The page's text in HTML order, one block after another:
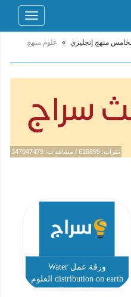
Toggle
منهج إنجليزي »
علوم منهج
نقرات: 616899 / مشاهدات: 347047479
ورقة عمل Water
distribution on earth العلوم